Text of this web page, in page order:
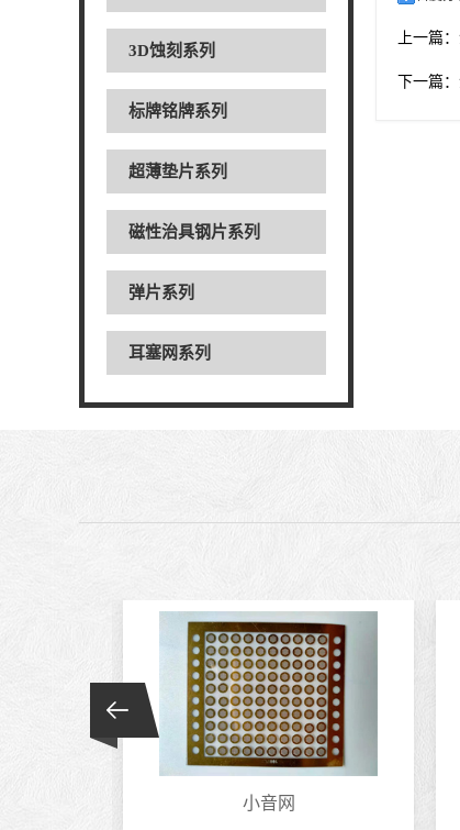
3D蚀刻系列
标牌铭牌系列
超薄垫片系列
磁性治具钢片系列
弹片系列
耳塞网系列
上一篇：
下一篇：
小音网